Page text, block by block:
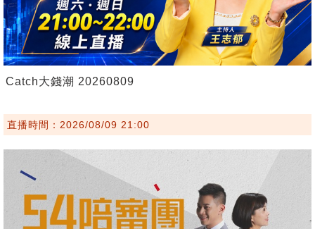
Catch大錢潮 20260809
直播時間：2026/08/09 21:00